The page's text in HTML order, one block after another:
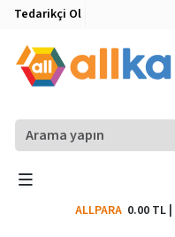
Tedarikçi Ol
ALLPARA 0.00 TL|